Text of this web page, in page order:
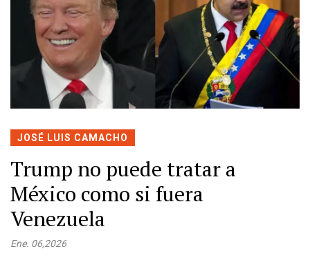
JOSÉ LUIS CAMACHO
Trump no puede tratar a
México como si fuera
Venezuela
Ene. 06,2026